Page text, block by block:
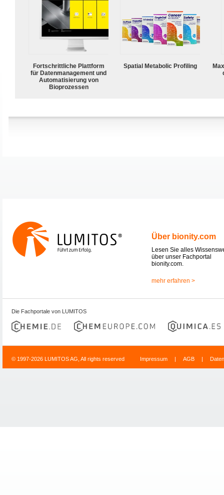
Fortschrittliche Plattform
für Datenmanagement und
Automatisierung von
Bioprozessen
Spatial Metabolic Profiling
Über bionity.com
Lesen Sie alles
über unser Fachportal
bionity.com.
mehr erfahren >
Die Fachportale von LUMITOS
© 1997-2026 LUMITOS AG, All rights reserved Impressum | AGB |